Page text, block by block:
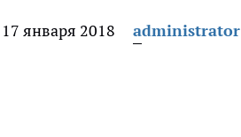
17 января 2018 administrator